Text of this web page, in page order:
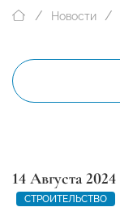
Новости
14 Августа 2024
СТРОИТЕЛЬСТВО